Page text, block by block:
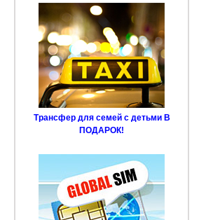
Трансфер для семей с детьми В
ПОДАРОК!